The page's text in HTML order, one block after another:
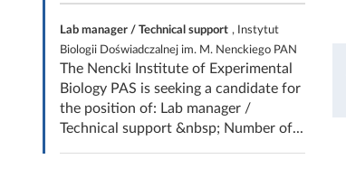
Lab manager / Technical support , Instytut
Biologii Doświadczalnej im. M. Nenckiego PAN
The Nencki Institute of Experimental
Biology PAS is seeking a candidate for
the position of: Lab manager /
Technical support &nbsp; Number of...